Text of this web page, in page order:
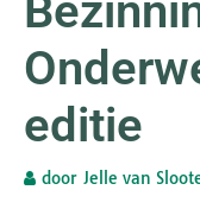
editie
door Jelle van